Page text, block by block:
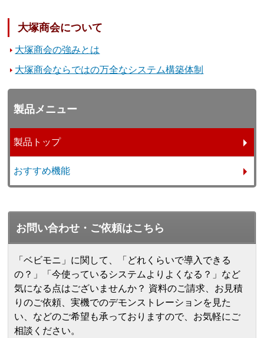
大塚商会について
大塚商会の強みとは
大塚商会ならではの万全なシステム構築体制
製品メニュー
製品トップ
おすすめ機能
お問い合わせ・ご依頼はこちら
「ベビモニ」に関して、「どれくらいで導入できる
の？」「今使っているシステムよりよくなる？」など
気になる点はございませんか？ 資料のご請求、お見積
りのご依頼、実機でのデモンストレーションを見た
い、などのご希望も承っておりますので、お気軽にご
相談ください。